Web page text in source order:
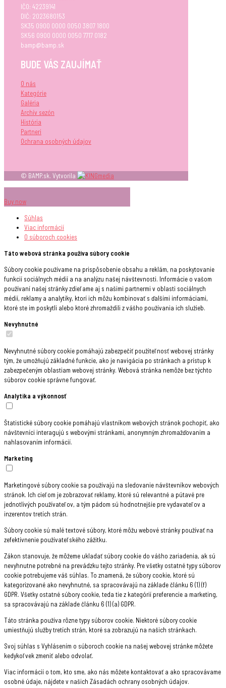
IČO: 42239141
DIČ: 2023680153
SK35 0900 0000 0050 3807 1800
SK56 0900 0000 0050 7717 0182
bamp@bamp.sk
BUDE VÁS ZAUJÍMAŤ
O nás
Kategórie
Galéria
Archív sezón
História
Partneri
Ochrana osobných údajov
© BAMP.sk. Vytvorila
Buy now
Súhlas
Viac informácií
O súboroch cookies
Táto webová stránka používa súbory cookie
Súbory cookie používame na prispôsobenie obsahu a reklám, na poskytovanie
funkcií sociálnych médií a na analýzu našej návštevnosti. Informácie o vašom
používaní našej stránky zdieľame aj s našimi partnermi v oblasti sociálnych
médií, reklamy a analytiky, ktorí ich môžu kombinovať s ďalšími informáciami,
ktoré ste im poskytli alebo ktoré zhromaždili z vášho používania ich služieb.
Nevyhnutné
Nevyhnutné súbory cookie pomáhajú zabezpečiť použiteľnosť webovej stránky
tým, že umožňujú základné funkcie, ako je navigácia po stránkach a prístup k
zabezpečeným oblastiam webovej stránky. Webová stránka nemôže bez týchto
súborov cookie správne fungovať.
Analytika a výkonnosť
Štatistické súbory cookie pomáhajú vlastníkom webových stránok pochopiť, ako
návštevníci interagujú s webovými stránkami, anonymným zhromažďovaním a
nahlasovaním informácií.
Marketing
Marketingové súbory cookie sa používajú na sledovanie návštevníkov webových
stránok. Ich cieľom je zobrazovať reklamy, ktoré sú relevantné a pútavé pre
jednotlivých používateľov, a tým pádom sú hodnotnejšie pre vydavateľov a
inzerentov tretích strán.
Súbory cookie sú malé textové súbory, ktoré môžu webové stránky používať na
zefektívnenie používateľského zážitku.
Zákon stanovuje, že môžeme ukladať súbory cookie do vášho zariadenia, ak sú
nevyhnutne potrebné na prevádzku tejto stránky. Pre všetky ostatné typy súborov
cookie potrebujeme váš súhlas. To znamená, že súbory cookie, ktoré sú
kategorizované ako nevyhnutné, sa spracovávajú na základe článku 6 (1) (f)
GDPR. Všetky ostatné súbory cookie, teda tie z kategórií preferencie a marketing,
sa spracovávajú na základe článku 6 (1) (a) GDPR.
Táto stránka používa rôzne typy súborov cookie. Niektoré súbory cookie
umiestňujú služby tretích strán, ktoré sa zobrazujú na našich stránkach.
Svoj súhlas s Vyhlásením o súboroch cookie na našej webovej stránke môžete
kedykoľvek zmeniť alebo odvolať.
Viac informácií o tom, kto sme, ako nás môžete kontaktovať a ako spracovávame
osobné údaje, nájdete v našich Zásadách ochrany osobných údajov.